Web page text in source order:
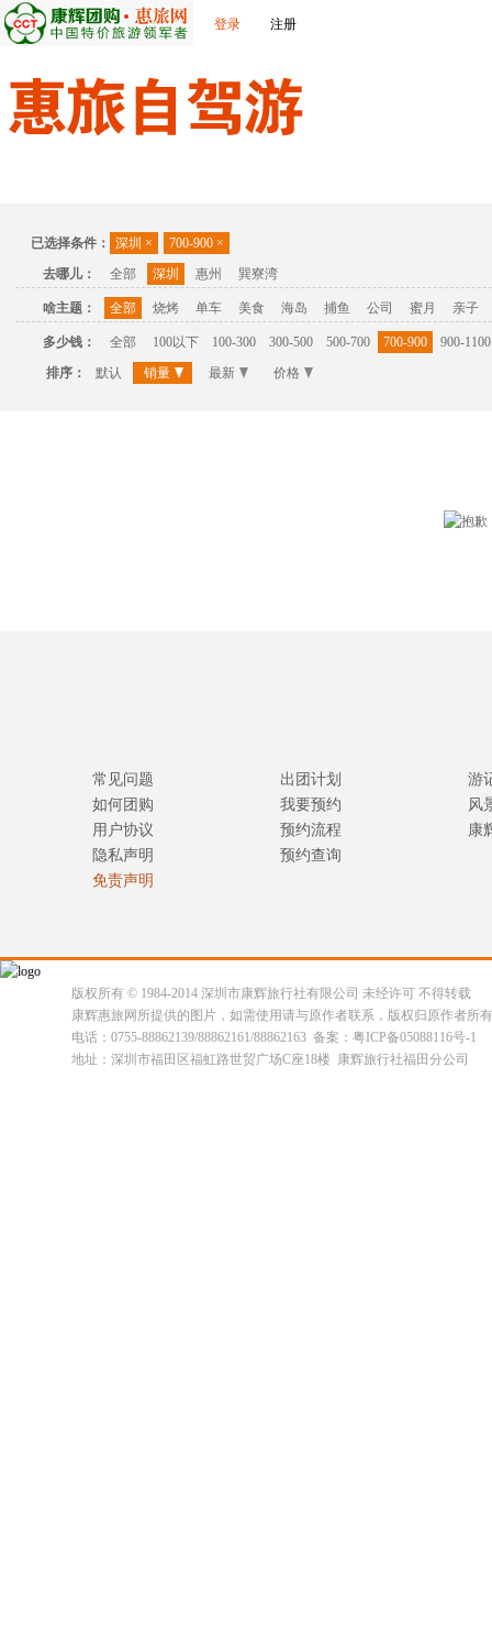
登录 注册
已选择条件： 深圳 × 700-900 ×
去哪儿：
全部 深圳 惠州 巽寮湾
啥主题： 全部 烧烤 单车 美食 海岛 捕鱼 公司 蜜月 亲子
多少钱： 全部 100以下 100-300 300-500 500-700 700-900
900-1100
排序：
默认 销量 最新 价格
常见问题
如何团购
用户协议
隐私声明
免责声明
出团计划
我要预约
预约流程
预约查询
游
风
康
版权所有 © 1984-2014 深圳市康辉旅行社有限公司 未经许可 不得转载
康辉惠旅网所提供的图片，如需使用请与原作者联系，版权归原作者所
电话：0755-88862139/88862161/88862163 备案：粤ICP备05088116号-1
地址：深圳市福田区福虹路世贸广场C座18楼 康辉旅行社福田分公司